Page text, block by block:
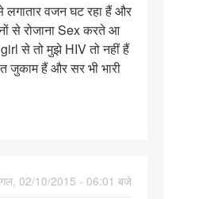
लगातार वजन घट रहा हैं और
से रोजाना Sex करते आ
से तो मुझे HIV तो नहीं हैं
जुकाम हैं और सर भी भारी
02/10/2015 - 06:01 बजे